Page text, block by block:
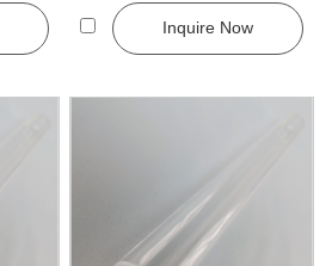
Inquire Now